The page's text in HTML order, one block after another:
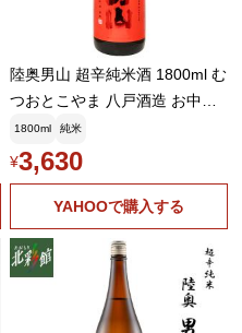
陸奥男山 超辛純米酒 1800ml む
つおとこやま 八戸酒造 お中元
ギフト
1800ml 純米
¥3,630
YAHOOで購入する